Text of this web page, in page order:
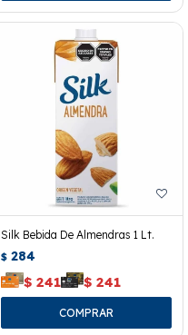
Silk Bebida De Almendras 1 Lt.
$ 284
$ 241 $ 241